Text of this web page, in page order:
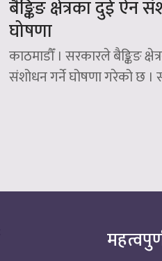
बैङ्किङ क्षेत्रका दुई ऐन
घोषणा
काठमाडौँ । सरकारले बैङ्किङ
संशोधन गर्ने घोषणा गरेको छ ।